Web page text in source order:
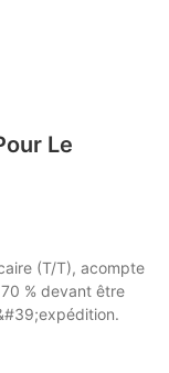
Le
(T/T), acompte
% devant être